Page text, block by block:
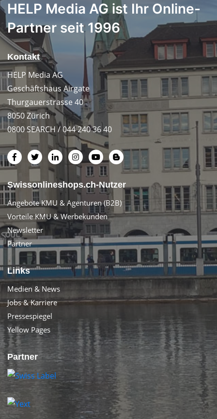
HELP Media AG ist Ihr Online-
Partner seit 1996
Kontakt
HELP Media AG
Geschäftshaus Airgate
Thurgauerstrasse 40
8050 Zürich
0800 SEARCH / 044 240 36 40
Swissonlineshops.ch-Nutzer
Angebote KMU & Agenturen (B2B)
Vorteile KMU & Werbekunden
Newsletter
Partner
Links
Medien & News
Jobs & Karriere
Pressespiegel
Yellow Pages
Partner